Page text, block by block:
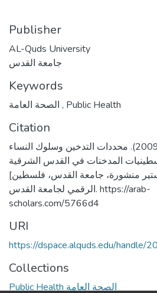
Publisher
AL-Quds University
جامعة القدس
Keywords
, Public Health
Citation
صندوقة، عبير عيسى. (2009). محددات التدخين وسلوك النساء
المدخنات في القدس الشرقية
[رسالة ماجستير منشورة، جامعة القدس، فلسطين]. المستودع
الرقمي لجامعة القدس. https://arab-
scholars.com/5766d4
URI
https://dspace.alquds.edu/handle/
Collections
Public Health الصحة العامة